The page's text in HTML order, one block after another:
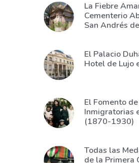
La Fiebre
Cementerio
San Andrés
El Palacio
Hotel de Lujo
El Fomento
Inmigratorias
(1870-1930)
Todas las
de la Primera